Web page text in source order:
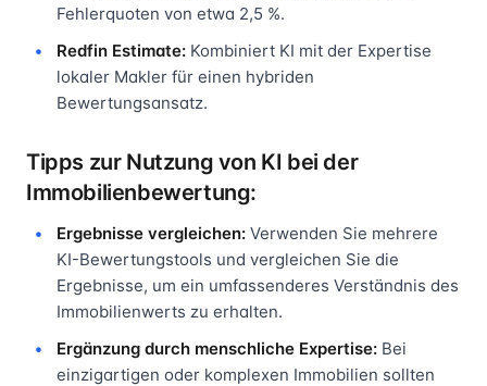
Fehlerquoten von etwa 2,5 %.
Redfin Estimate: Kombiniert KI mit der Expertise
lokaler Makler für einen hybriden
Bewertungsansatz.
Tipps zur Nutzung von KI bei der
Immobilienbewertung:
Ergebnisse vergleichen: Verwenden Sie mehrere
KI-Bewertungstools und vergleichen Sie die
Ergebnisse, um ein umfassenderes Verständnis des
Immobilienwerts zu erhalten.
Ergänzung durch menschliche Expertise: Bei
einzigartigen oder komplexen Immobilien sollten